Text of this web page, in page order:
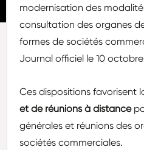
modernisation des
consultation des organes
formes de sociétés
Journal officiel le 10
Ces dispositions favorisent
et de réunions à distance
générales et réunions des
sociétés commerciales.